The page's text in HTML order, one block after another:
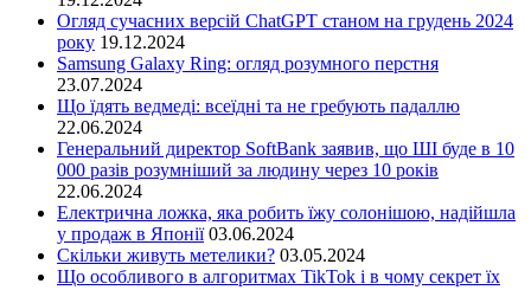
Огляд сучасних версій ChatGPT станом на грудень 2024
року 19.12.2024
Samsung Galaxy Ring: огляд розумного перстня
23.07.2024
Що їдять ведмеді: всеїдні та не гребують падаллю
22.06.2024
Генеральний директор SoftBank заявив, що ШІ буде в 10
000 разів розумніший за людину через 10 років
22.06.2024
Електрична ложка, яка робить їжу солонішою, надійшла
у продаж в Японії 03.06.2024
Скільки живуть метелики? 03.05.2024
Що особливого в алгоритмах TikTok і в чому секрет їх